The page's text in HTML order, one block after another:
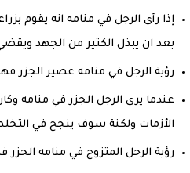
إذا رأى الرجل في منامه انه يقوم
بعد ان يبذل الكثير من الجهد
رؤية الرجل في منامه عصير الجزر
عندما يرى الرجل الجزر في منامه
الأزمات ولكنة سوف ينجح في
رؤية الرجل المتزوج في منامه